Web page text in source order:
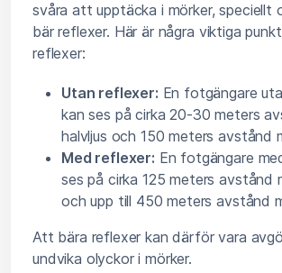
svåra att upptäcka i mörker, speciellt
bär reflexer. Här är några viktiga
reflexer:
Utan reflexer: En fotgängare
kan ses på cirka 20-30 meters
halvljus och 150 meters avstånd
Med reflexer: En fotgängare
ses på cirka 125 meters avstånd
och upp till 450 meters avstånd
Att bära reflexer kan därför vara
undvika olyckor i mörker.